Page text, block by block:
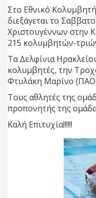
Στο Εθνικό
διεξάγεται το
Χριστουγέννων στην
215 κολυμβητών-
Τα Δελφίνια
κολυμβητές, την
Φτυλάκη Μαρίνο
Τους αθλητές της
προπονητής της
Καλή Επιτυχία!!!!!!